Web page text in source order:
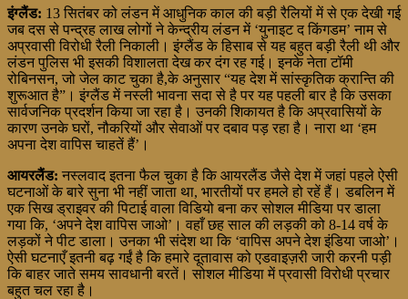
इंग्लैंड: 13 सितंबर को लंडन में आधुनिक काल की बड़ी रैलियों में से एक देखी गई
जब दस से पन्द्रह लाख लोगों ने केन्द्रीय लंडन में ‘युनाइट द किंगडम’ नाम से
अप्रवासी विरोधी रैली निकाली। इंग्लैंड के हिसाब से यह बहुत बड़ी रैली थी और
लंडन पुलिस भी इसकी विशालता देख कर दंग रह गई। इनके नेता टॉमी
रोबिनसन, जो जेल काट चुका है,के अनुसार “यह देश में सांस्कृतिक क्रान्ति की
शुरूआत है”। इंग्लैंड में नस्ली भावना सदा से है पर यह पहली बार है कि उसका
सार्वजनिक प्रदर्शन किया जा रहा है। उनकी शिकायत है कि अप्रवासियों के
कारण उनके घरों, नौकरियों और सेवाओं पर दबाव पड़ रहा है। नारा था ‘हम
अपना देश वापिस चाहतें हैं’।
आयरलैंड: नस्लवाद इतना फैल चुका है कि आयरलैंड जैसे देश में जहां पहले ऐसी
घटनाओं के बारे सुना भी नहीं जाता था, भारतीयों पर हमले हो रहें हैं। डबलिन में
एक सिख ड्राइवर की पिटाई वाला विडियो बना कर सोशल मीडिया पर डाला
गया कि, ‘अपने देश वापिस जाओ’। वहाँ छह साल की लड़की को 8-14 वर्ष के
लड़कों ने पीट डाला। उनका भी संदेश था कि ‘वापिस अपने देश इंडिया जाओ’।
ऐसी घटनाएँ इतनी बढ़ गईं है कि हमारे दूतावास को एडवाइज़री जारी करनी पड़ी
कि बाहर जाते समय सावधानी बरतें। सोशल मीडिया में प्रवासी विरोधी प्रचार
बहुत चल रहा है।